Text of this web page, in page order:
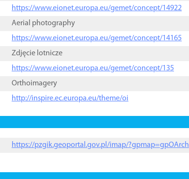
https://www.eionet.europa.eu/gemet/concept/14922
Aerial photography
https://www.eionet.europa.eu/gemet/concept/14165
Zdjęcie lotnicze
https://www.eionet.europa.eu/gemet/concept/135
Orthoimagery
http://inspire.ec.europa.eu/theme/oi
https://pzgik.geoportal.gov.pl/imap/?gpmap=gpOArch